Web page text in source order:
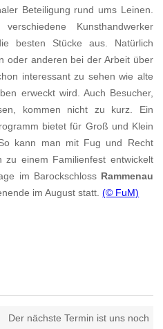
Beteiligung rund ums Leinen.
Kunsthandwerker
besten Stücke aus. Natürlich
oder anderen bei der Arbeit über
interessant zu sehen wie alte
erweckt wird. Auch Besucher,
kommen nicht zu kurz. Ein
bietet für Groß und Klein
kann man mit Fug und Recht
einem Familienfest entwickelt
im Barockschloss Rammenau
im August statt.(© FuM)
Der nächste Termin ist uns noch